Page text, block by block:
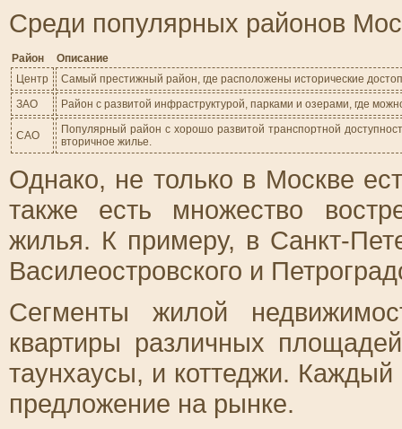
Среди популярных районов
Район
Описание
Центр
Самый престижный район, где расположены исторические
ЗАО
Район с развитой инфраструктурой, парками и озерами, где
САО
Популярный район с хорошо развитой транспортной
вторичное жилье.
Однако, не только в Москве
также есть множество
жилья. К примеру, в Санкт-
Василеостровского и
Сегменты жилой
квартиры различных
таунхаусы, и коттеджи.
предложение на рынке.